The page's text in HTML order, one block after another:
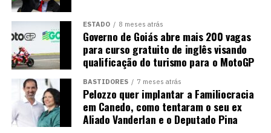
ESTADO 8 meses atrás
Governo de Goiás abre mais 200 vagas
para curso gratuito de inglês visando
qualificação do turismo para o MotoGP
BASTIDORES 7 meses atrás
Pelozzo quer implantar a Familiocracia
em Canedo, como tentaram o seu ex
Aliado Vanderlan e o Deputado Pina